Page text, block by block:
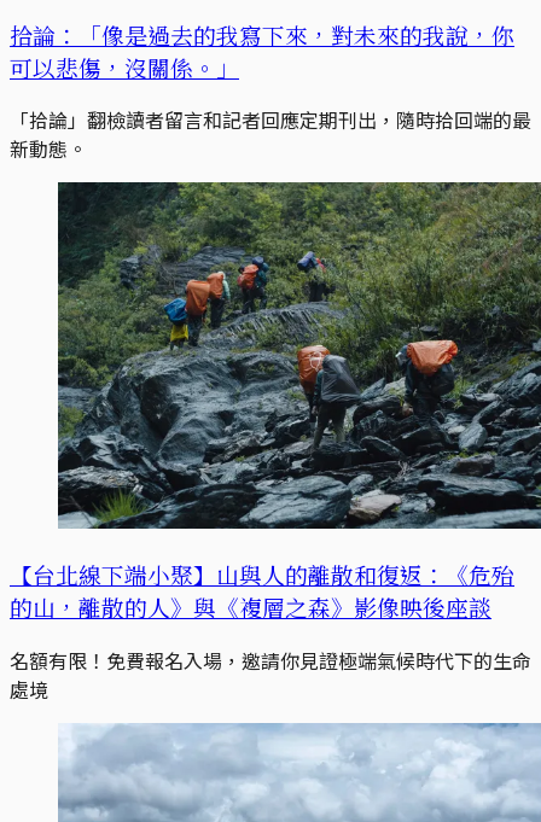
拾論：「像是過去的我寫下來，對未來的我說，你
可以悲傷，沒關係。」
「拾論」翻檢讀者留言和記者回應定期刊出，隨時拾回端的最
新動態。
【台北線下端小聚】山與人的離散和復返：《危殆
的山，離散的人》與《複層之森》影像映後座談
名額有限！免費報名入場，邀請你見證極端氣候時代下的生命
處境